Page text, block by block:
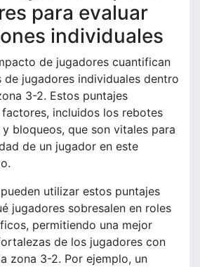
para evaluar
individuales
de jugadores cuantifican
de jugadores individuales dentro
3-2. Estos puntajes
incluidos los rebotes
bloqueos, que son vitales para
de un jugador en este
utilizar estos puntajes
jugadores sobresalen en roles
permitiendo una mejor
de los jugadores con
zona 3-2. Por ejemplo, un